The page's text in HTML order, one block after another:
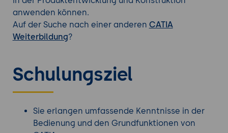
anwenden können.
Auf der Suche nach einer anderen CATIA
Weiterbildung?
Schulungsziel
Sie erlangen umfassende Kenntnisse in der
Bedienung und den Grundfunktionen von